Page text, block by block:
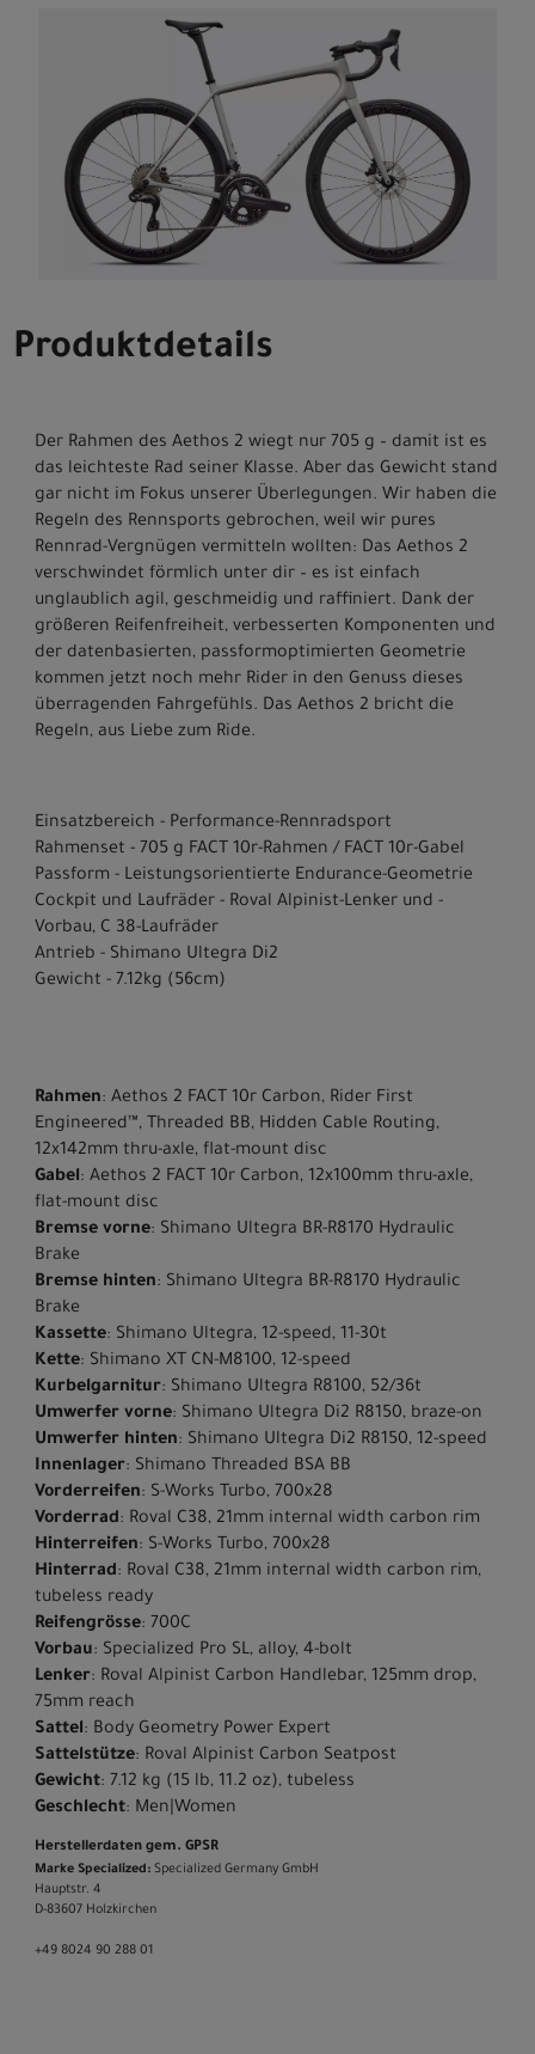
Produktdetails
Der Rahmen des Aethos 2 wiegt nur 705 g – damit ist es
das leichteste Rad seiner Klasse. Aber das Gewicht stand
gar nicht im Fokus unserer Überlegungen. Wir haben die
Regeln des Rennsports gebrochen, weil wir pures
Rennrad-Vergnügen vermitteln wollten: Das Aethos 2
verschwindet förmlich unter dir – es ist einfach
unglaublich agil, geschmeidig und raffiniert. Dank der
größeren Reifenfreiheit, verbesserten Komponenten und
der datenbasierten, passformoptimierten Geometrie
kommen jetzt noch mehr Rider in den Genuss dieses
überragenden Fahrgefühls. Das Aethos 2 bricht die
Regeln, aus Liebe zum Ride.
Einsatzbereich - Performance-Rennradsport
Rahmenset - 705 g FACT 10r-Rahmen / FACT 10r-Gabel
Passform - Leistungsorientierte Endurance-Geometrie
Cockpit und Laufräder - Roval Alpinist-Lenker und -
Vorbau, C 38-Laufräder
Antrieb - Shimano Ultegra Di2
Gewicht - 7.12kg (56cm)
Rahmen: Aethos 2 FACT 10r Carbon, Rider First
Engineered™, Threaded BB, Hidden Cable Routing,
12x142mm thru-axle, flat-mount disc
Gabel: Aethos 2 FACT 10r Carbon, 12x100mm thru-axle,
flat-mount disc
Bremse vorne: Shimano Ultegra BR-R8170 Hydraulic
Brake
Bremse hinten: Shimano Ultegra BR-R8170 Hydraulic
Brake
Kassette: Shimano Ultegra, 12-speed, 11-30t
Kette: Shimano XT CN-M8100, 12-speed
Kurbelgarnitur: Shimano Ultegra R8100, 52/36t
Umwerfer vorne: Shimano Ultegra Di2 R8150, braze-on
Umwerfer hinten: Shimano Ultegra Di2 R8150, 12-speed
Innenlager: Shimano Threaded BSA BB
Vorderreifen: S-Works Turbo, 700x28
Vorderrad: Roval C38, 21mm internal width carbon rim
Hinterreifen: S-Works Turbo, 700x28
Hinterrad: Roval C38, 21mm internal width carbon rim,
tubeless ready
Reifengrösse: 700C
Vorbau: Specialized Pro SL, alloy, 4-bolt
Lenker: Roval Alpinist Carbon Handlebar, 125mm drop,
75mm reach
Sattel: Body Geometry Power Expert
Sattelstütze: Roval Alpinist Carbon Seatpost
Gewicht: 7.12 kg (15 lb, 11.2 oz), tubeless
Geschlecht: Men|Women
Herstellerdaten gem. GPSR
Marke Specialized: Specialized Germany GmbH
Hauptstr. 4
D-83607 Holzkirchen
+49 8024 90 288 01